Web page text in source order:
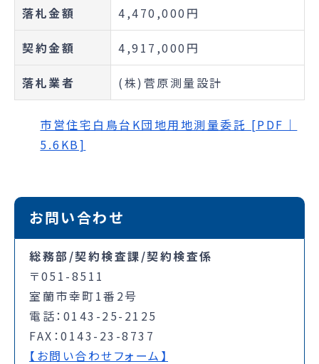
落札金額 4,470,000円
契約金額 4,917,000円
落札業者 (株)菅原測量設計
市営住宅白鳥台K団地用地測量委託 [PDF｜
5.6KB]
お問い合わせ
総務部/契約検査課/契約検査係
〒051-8511
室蘭市幸町1番2号
電話：0143-25-2125
FAX：0143-23-8737
【お問い合わせフォーム】